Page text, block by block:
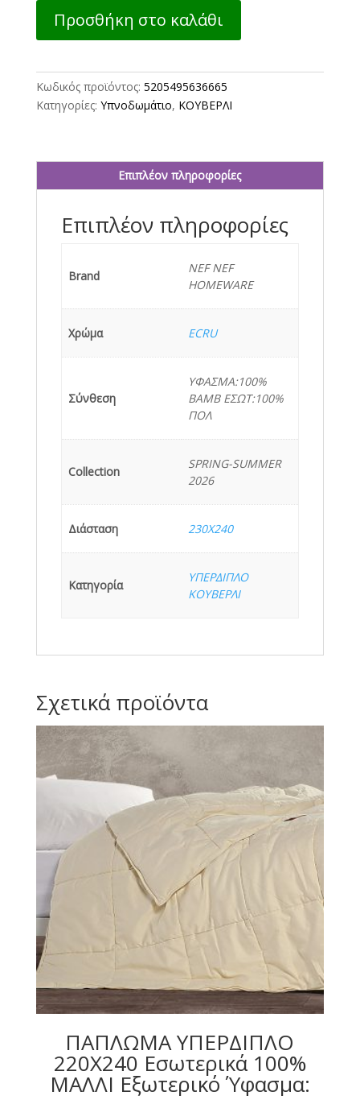
ΥΠΕΡΔΙΠΛΟ
EMILY
NEF-
NEF
Προσθήκη στο καλάθι
Κωδικός προϊόντος: 5205495636665
Κατηγορίες: Υπνοδωμάτιο, ΚΟΥΒΕΡΛΙ
Επιπλέον πληροφορίες
Επιπλέον πληροφορίες
Brand
NEF NEF
HOMEWARE
Χρώμα ECRU
Σύνθεση
ΥΦΑΣΜΑ:100%
BAMB ΕΣΩΤ:100%
ΠΟΛ
Collection
SPRING-SUMMER
2026
Διάσταση 230X240
Κατηγορία
ΥΠΕΡΔΙΠΛΟ
ΚΟΥΒΕΡΛΙ
Σχετικά προϊόντα
ΠΑΠΛΩΜΑ ΥΠΕΡΔΙΠΛΟ
220X240 Εσωτερικά 100%
ΜΑΛΛΙ Εξωτερικό Ύφασμα: